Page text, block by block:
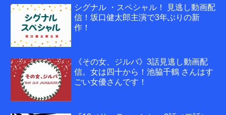
シグナル ・スペシャル！ 見逃し動画配
信！坂口健太郎主演で3年ぶりの新
作！
《その女、ジルバ》3話見逃し動画配
信。女は四十から！池脇千鶴 さんはす
ごい女優さんです！